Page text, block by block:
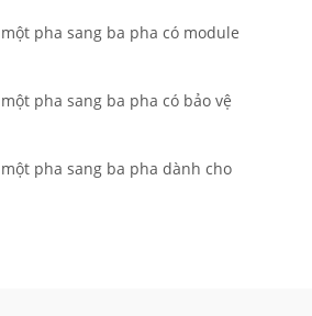
pha sang ba pha có module
pha sang ba pha có bảo vệ
pha sang ba pha dành cho